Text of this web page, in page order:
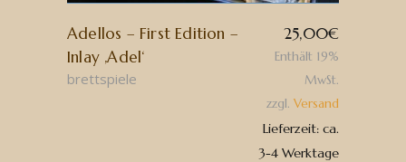
Adellos – First Edition –
Inlay ‚Adel‘
25,00€
Enthält 19%
MwSt.
zzgl. Versand
Lieferzeit: ca.
3-4 Werktage
brettspiele